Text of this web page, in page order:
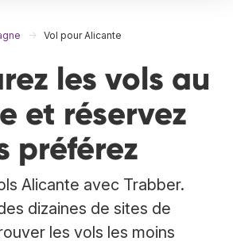
Vol pour Alicante
les vols au
et réservez
préférez
Alicante avec Trabber.
dizaines de sites de
les vols les moins